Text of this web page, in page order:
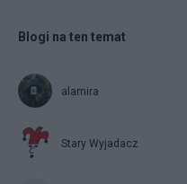
Blogi na ten temat
alamira
Stary Wyjadacz